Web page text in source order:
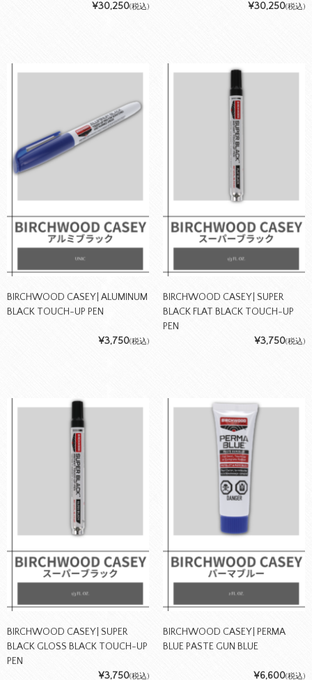
¥30,250(税込) ¥30,250(税込)
BIRCHWOOD CASEY | ALUMINUM
BLACK TOUCH-UP PEN
¥3,750(税込)
BIRCHWOOD CASEY | SUPER
BLACK FLAT BLACK TOUCH-UP
PEN
¥3,750(税込)
BIRCHWOOD CASEY | SUPER
BLACK GLOSS BLACK TOUCH-UP
PEN
¥3,750(税込)
BIRCHWOOD CASEY | PERMA
BLUE PASTE GUN BLUE
¥6,600(税込)